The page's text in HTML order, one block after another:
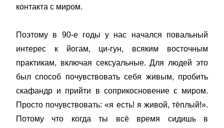
контакта с миром.
Поэтому в 90-е годы у нас начался повальный
интерес к йогам, ци-гун, всяким восточным
практикам, включая сексуальные. Для людей это
был способ почувствовать себя живым, пробить
скафандр и прийти в соприкосновение с миром.
Просто почувствовать: «я есть! я живой, тёплый!».
Потому что когда ты всё время сидишь в